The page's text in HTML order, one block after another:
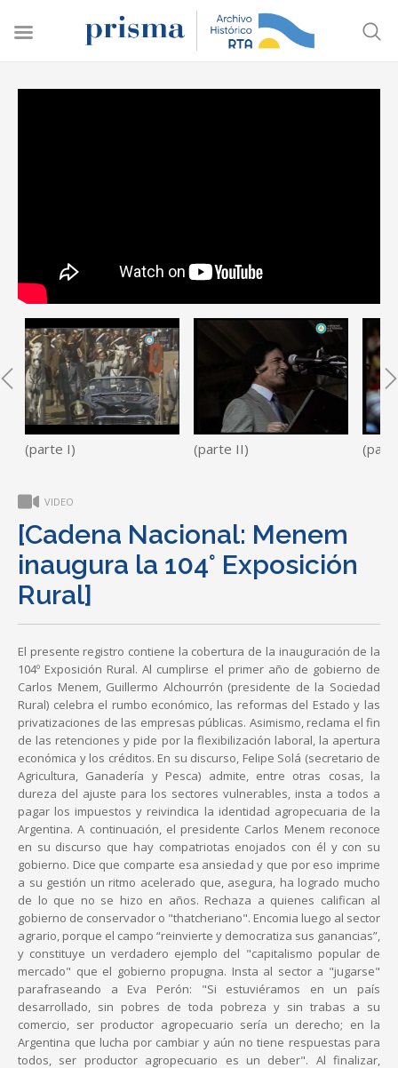
(parte I) (parte II)
VIDEO
[Cadena Nacional: Menem
inaugura la 104° Exposición
Rural]
El presente registro contiene la cobertura de la inauguración de la
104º Exposición Rural. Al cumplirse el primer año de gobierno de
Carlos Menem, Guillermo Alchourrón (presidente de la Sociedad
Rural) celebra el rumbo económico, las reformas del Estado y las
privatizaciones de las empresas públicas. Asimismo, reclama el fin
de las retenciones y pide por la flexibilización laboral, la apertura
económica y los créditos. En su discurso, Felipe Solá (secretario de
Agricultura, Ganadería y Pesca) admite, entre otras cosas, la
dureza del ajuste para los sectores vulnerables, insta a todos a
pagar los impuestos y reivindica la identidad agropecuaria de la
Argentina. A continuación, el presidente Carlos Menem reconoce
en su discurso que hay compatriotas enojados con él y con su
gobierno. Dice que comparte esa ansiedad y que por eso imprime
a su gestión un ritmo acelerado que, asegura, ha logrado mucho
de lo que no se hizo en años. Rechaza a quienes califican al
gobierno de conservador o "thatcheriano". Encomia luego al sector
agrario, porque el campo “reinvierte y democratiza sus ganancias”,
y constituye un verdadero ejemplo del "capitalismo popular de
mercado" que el gobierno propugna. Insta al sector a "jugarse"
parafraseando a Eva Perón: "Si estuviéramos en un país
desarrollado, sin pobres de toda pobreza y sin trabas a su
comercio, ser productor agropecuario sería un derecho; en la
Argentina que lucha por cambiar y aún no tiene respuestas para
todos, ser productor agropecuario es un deber". Al finalizar,